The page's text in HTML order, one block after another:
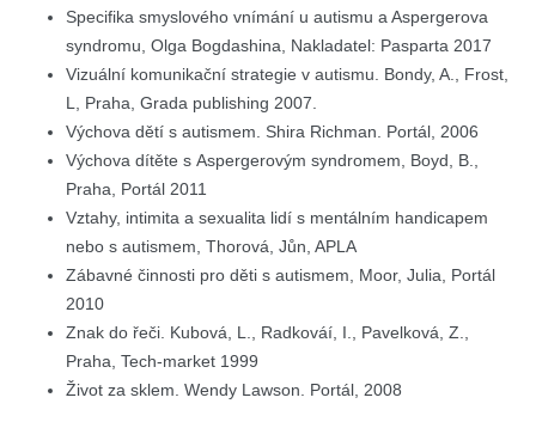
Specifika smyslového vnímání u autismu a Aspergerova
syndromu, Olga Bogdashina, Nakladatel: Pasparta 2017
Vizuální komunikační strategie v autismu. Bondy, A., Frost,
L, Praha, Grada publishing 2007.
Výchova dětí s autismem. Shira Richman. Portál, 2006
Výchova dítěte s Aspergerovým syndromem, Boyd, B.,
Praha, Portál 2011
Vztahy, intimita a sexualita lidí s mentálním handicapem
nebo s autismem, Thorová, Jůn, APLA
Zábavné činnosti pro děti s autismem, Moor, Julia, Portál
2010
Znak do řeči. Kubová, L., Radkováí, I., Pavelková, Z.,
Praha, Tech-market 1999
Život za sklem. Wendy Lawson. Portál, 2008